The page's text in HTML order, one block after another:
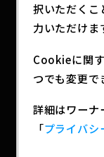
アニメ『ジョ
缶バッジが登
ジです！
【3/17(日)～
択いただくこ
力いただけま
Cookieに関
つでも変更で
詳細はワーナ
「プライバシ